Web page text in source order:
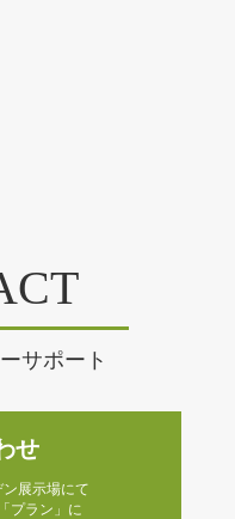
サポート
せ
展示場にて
プラン」に